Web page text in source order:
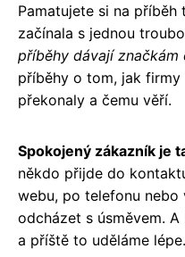
Pamatujete si na příběh
začínala s jednou
příběhy dávají značkám
příběhy o tom, jak
překonaly a čemu věří.
Spokojený zákazník je
někdo přijde do
webu, po telefonu
odcházet s úsměvem.
a příště to uděláme lépe.